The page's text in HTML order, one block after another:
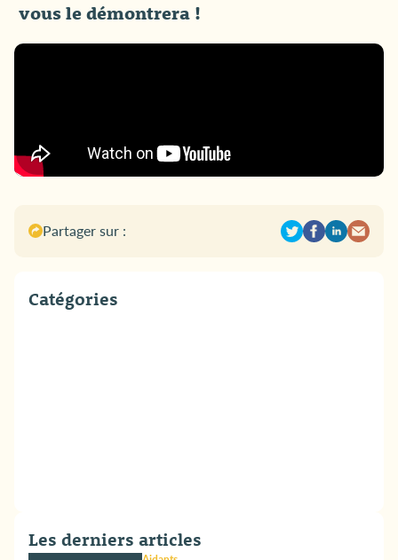
vous le démontrera !
Partager sur :
Catégories
Les derniers articles